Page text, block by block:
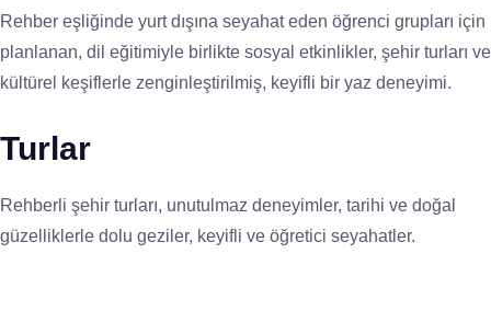
Rehber eşliğinde yurt dışına seyahat eden öğrenci grupları için
planlanan, dil eğitimiyle birlikte sosyal etkinlikler, şehir turları ve
kültürel keşiflerle zenginleştirilmiş, keyifli bir yaz deneyimi.
Turlar
Rehberli şehir turları, unutulmaz deneyimler, tarihi ve doğal
güzelliklerle dolu geziler, keyifli ve öğretici seyahatler.